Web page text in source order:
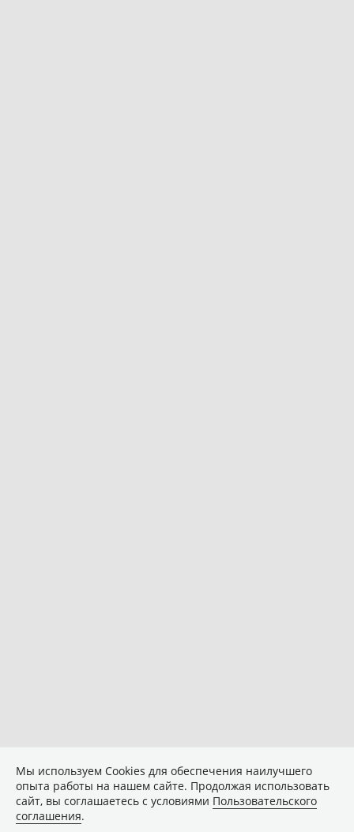
Мы используем Сookies для обеспечения наилучшего
опыта работы на нашем сайте. Продолжая использовать
сайт, вы соглашаетесь с условиями Пользовательского
соглашения.